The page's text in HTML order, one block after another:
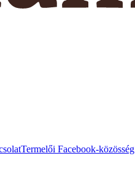
Termelői Facebook-közösség